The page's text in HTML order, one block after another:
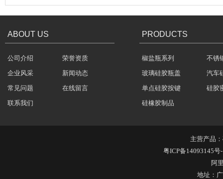
方向盘硅胶按键 汽车音响硅胶按键 硅胶按键
ABOUT US
公司介绍
荣誉资质
企业风采
新闻动态
常见问题
在线留言
联系我们
PRODUCTS
椒盐瓶系列
不锈
玻璃硅胶瓶盖
汽车
单点硅胶按键
硅胶
硅橡胶制品
主营产品：
粤ICP备14093145号
阿
地址：